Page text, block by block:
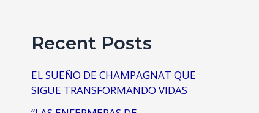
Recent Posts
EL SUEÑO DE CHAMPAGNAT QUE
SIGUE TRANSFORMANDO VIDAS